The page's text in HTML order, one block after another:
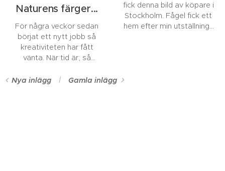
Naturens färger...
För några veckor sedan
börjat ett nytt jobb så
kreativiteten har fått
vänta. När tid är, så
börjar skapa igen.
fick denna bild av köpare i
Stockholm. Fågel fick ett
hem efter min utställning i
Nya inlägg Gamla inlägg